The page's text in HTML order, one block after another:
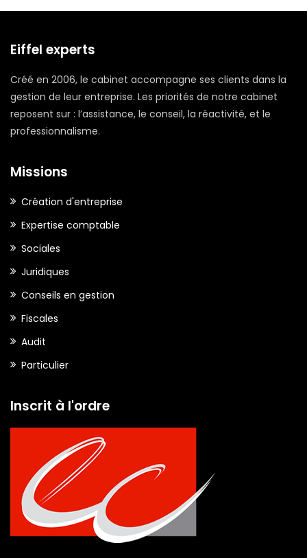
Eiffel experts
Créé en 2006, le cabinet accompagne ses clients dans la
gestion de leur entreprise. Les priorités de notre cabinet
reposent sur : l’assistance, le conseil, la réactivité, et le
professionnalisme.
Missions
Création d'entreprise
Expertise comptable
Sociales
Juridiques
Conseils en gestion
Fiscales
Audit
Particulier
Inscrit à l'ordre